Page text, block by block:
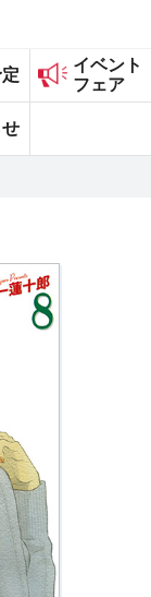
イベント
フェア